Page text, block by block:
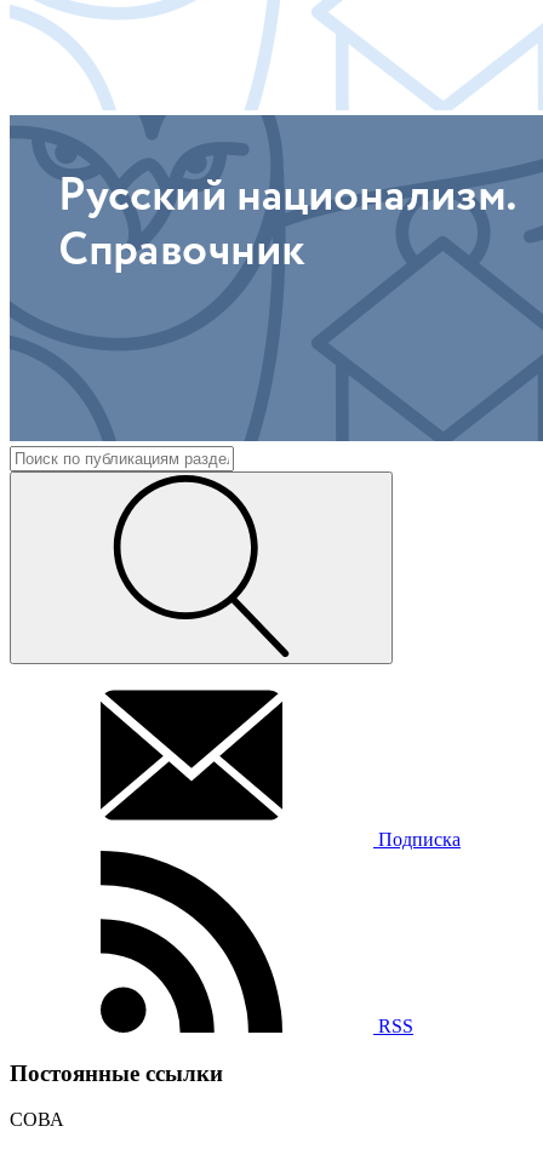
Подписка
RSS
Постоянные ссылки
СОВА